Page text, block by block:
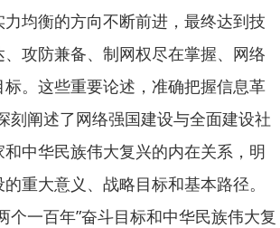
均衡的方向不断前进，最终达到技
攻防兼备、制网权尽在掌握、网络
。这些重要论述，准确把握信息革
刻阐述了网络强国建设与全面建设社
中华民族伟大复兴的内在关系，明
重大意义、战略目标和基本路径。
个一百年”奋斗目标和中华民族伟大复